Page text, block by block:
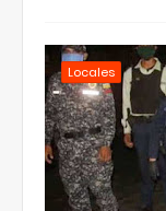
Locales